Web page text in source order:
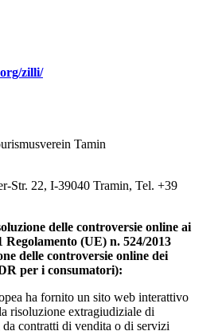
zilli/
Tamin
Str. 22, I-39040 Tramin, Tel. +39
delle controversie online ai
Regolamento (UE) n. 524/2013
delle controversie online dei
per i consumatori):
ha fornito un sito web interattivo
risoluzione extragiudiziale di
contratti di vendita o di servizi